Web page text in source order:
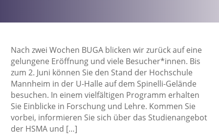
Nach zwei Wochen BUGA blicken wir zurück auf eine
gelungene Eröffnung und viele Besucher*innen. Bis
zum 2. Juni können Sie den Stand der Hochschule
Mannheim in der U-Halle auf dem Spinelli-Gelände
besuchen. In einem vielfältigen Programm erhalten
Sie Einblicke in Forschung und Lehre. Kommen Sie
vorbei, informieren Sie sich über das Studienangebot
der HSMA und […]